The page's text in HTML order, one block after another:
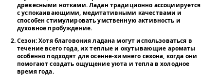
древесными нотками. Ладан традиционно ассоциируется
с успокаивающими, медитативными качествами и
способен стимулировать умственную активность и
духовное пробуждение.
Сезон: Хотя благовония ладана могут использоваться в
течение всего года, их теплые и окутывающие ароматы
особенно подходят для осенне-зимнего сезона, когда они
помогают создать ощущение уюта и тепла в холодное
время года.